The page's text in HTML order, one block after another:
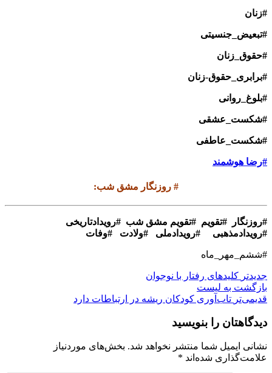
#زنان
#تبعیض_جنسیتی
#حقوق_زنان
#برابری_حقوق-زنان
#بلوغ_روانی
#شکست_عشقی
#شکست_عاطفی
#رضا هوشمند
# روزنگار مشق شب:
#روزنگار #تقویم #تقویم مشق شب #رویدادتاریخی
#رویدادمذهبی #رویدادملی #ولادت #وفات
#ششم_مهر_ماه
جدیدتر کلیدهای رفتار با نوجوان
بازگشت بە لیست
قدیمی‌تر تاب‌آوری کودکان ریشه در ارتباطات دارد
دیدگاهتان را بنویسید
نشانی ایمیل شما منتشر نخواهد شد. بخش‌های موردنیاز
علامت‌گذاری شده‌اند *